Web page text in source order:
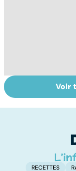
Soins
on n'arrête
Voir
RECETTES